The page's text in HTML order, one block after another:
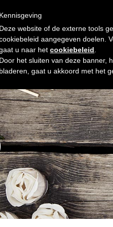
NIEUW OVER ONS
Kennisgeving
Deze website of de externe tools
aangegeven doelen.
u naar het cookiebeleid
Door het sluiten van deze banner,
bladeren, gaat u akkoord met het